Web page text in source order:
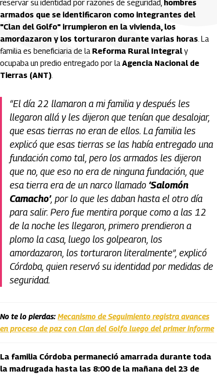
reservar su identidad por razones de seguridad, hombres
armados que se identificaron como integrantes del
"Clan del Golfo" irrumpieron en la vivienda, los
amordazaron y los torturaron durante varias horas. La
familia es beneficiaria de la Reforma Rural Integraly
ocupaba un predio entregado por laAgencia Nacional de
Tierras (ANT).
“El día 22 llamaron a mi familia y después les
llegaron allá y les dijeron que tenían que desalojar,
que esas tierras no eran de ellos. La familia les
explicó que esas tierras se las había entregado una
fundación como tal, pero los armados les dijeron
que no, que eso no era de ninguna fundación, que
esa tierra era de un narco llamado ‘Salomón
Camacho’, por lo que les daban hasta el otro día
para salir. Pero fue mentira porque como a las 12
de la noche les llegaron, primero prendieron a
plomo la casa, luego los golpearon, los
amordazaron, los torturaron literalmente”, explicó
Córdoba, quien reservó su identidad por medidas de
seguridad.
No te lo pierdas: Mecanismo de Seguimiento registra avances
en proceso de paz con Clan del Golfo luego del primer informe
La familia Córdoba permaneció amarrada durante toda
la madrugada hasta las 8:00 de la mañana del 23 de